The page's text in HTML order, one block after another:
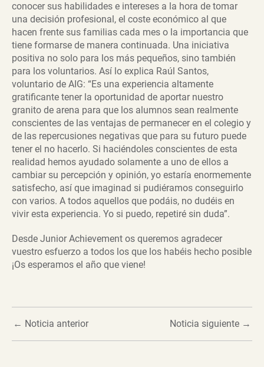
conocer sus habilidades e intereses a la hora de tomar
una decisión profesional, el coste económico al que
hacen frente sus familias cada mes o la importancia que
tiene formarse de manera continuada. Una iniciativa
positiva no solo para los más pequeños, sino también
para los voluntarios. Así lo explica Raúl Santos,
voluntario de AIG: “Es una experiencia altamente
gratificante tener la oportunidad de aportar nuestro
granito de arena para que los alumnos sean realmente
conscientes de las ventajas de permanecer en el colegio y
de las repercusiones negativas que para su futuro puede
tener el no hacerlo. Si haciéndoles conscientes de esta
realidad hemos ayudado solamente a uno de ellos a
cambiar su percepción y opinión, yo estaría enormemente
satisfecho, así que imaginad si pudiéramos conseguirlo
con varios. A todos aquellos que podáis, no dudéis en
vivir esta experiencia. Yo si puedo, repetiré sin duda”.
Desde Junior Achievement os queremos agradecer
vuestro esfuerzo a todos los que los habéis hecho posible
¡Os esperamos el año que viene!
← Noticia anterior Noticia siguiente →